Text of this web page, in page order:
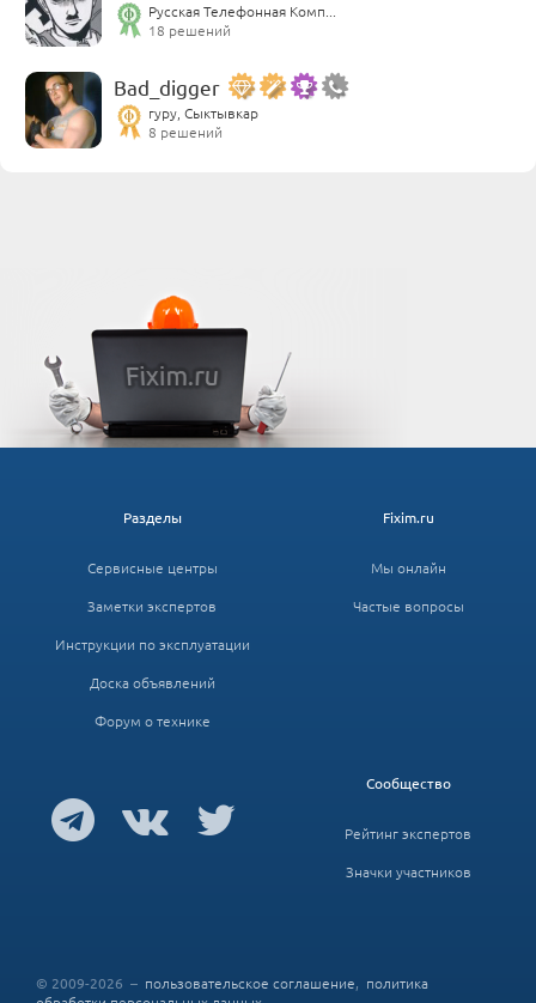
Русская Телефонная Комп...
18 решений
Bad_digger
гуру, Сыктывкар
8 решений
Fixim.ru
Мы онлайн
Частые вопросы
Разделы
Сервисные центры
Заметки экспертов
Инструкции по эксплуатации
Доска объявлений
Форум о технике
Сообщество
Рейтинг экспертов
Значки участников
© 2009-2026 – пользовательское соглашение, политика